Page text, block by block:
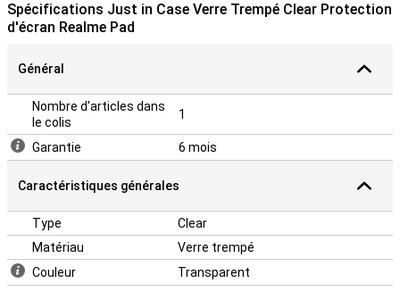
Spécifications Just in Case Verre Trempé Clear Protection
d'écran Realme Pad
Général
Nombre d'articles dans
le colis
1
Garantie 6 mois
Caractéristiques générales
Type
Clear
Matériau
Verre trempé
Couleur
Transparent